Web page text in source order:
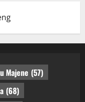
Majene (57)
(68)